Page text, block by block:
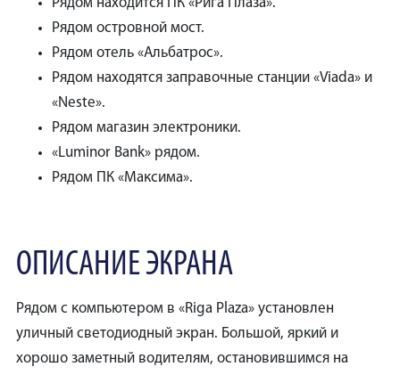
Рядом находится ПК «Рига Плаза».
Рядом островной мост.
Рядом отель «Альбатрос».
Рядом находятся заправочные станции «Viada» и
«Neste».
Рядом магазин электроники.
«Luminor Bank» рядом.
Рядом ПК «Максима».
ОПИСАНИЕ ЭКРАНА
Рядом с компьютером в «Riga Plaza» установлен
уличный светодиодный экран. Большой, яркий и
хорошо заметный водителям, остановившимся на